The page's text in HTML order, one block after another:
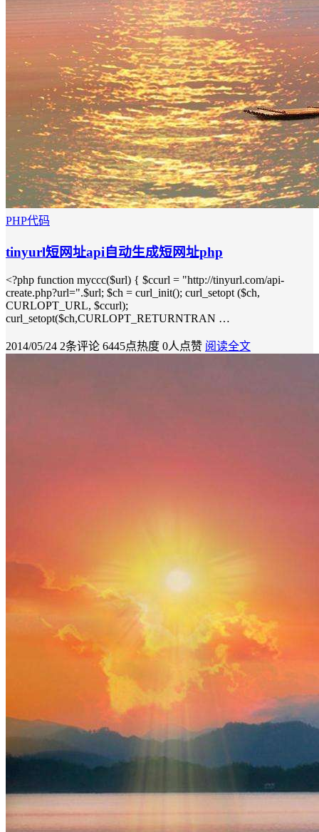
PHP代码
tinyurl短网址api自动生成短网址php
<?php function myccc($url) { $ccurl = "http://tinyurl.com/api-
create.php?url=".$url; $ch = curl_init(); curl_setopt ($ch,
CURLOPT_URL, $ccurl);
curl_setopt($ch,CURLOPT_RETURNTRAN …
2014/05/24 2条评论 6445点热度 0人点赞 阅读全文